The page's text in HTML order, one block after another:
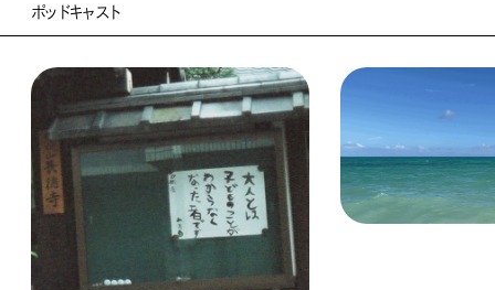
ポッドキャスト